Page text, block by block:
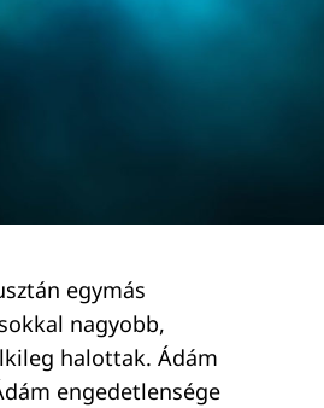
egymás
nagyobb,
halottak. Ádám
engedetlensége